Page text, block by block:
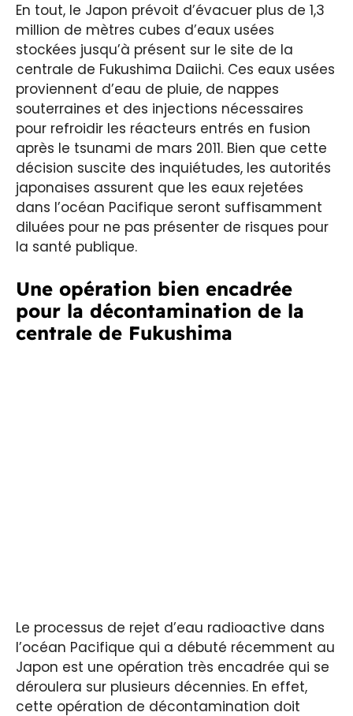
En tout, le Japon prévoit d’évacuer plus de 1,3
million de mètres cubes d’eaux usées
stockées jusqu’à présent sur le site de la
centrale de Fukushima Daiichi. Ces eaux usées
proviennent d’eau de pluie, de nappes
souterraines et des injections nécessaires
pour refroidir les réacteurs entrés en fusion
après le tsunami de mars 2011. Bien que cette
décision suscite des inquiétudes, les autorités
japonaises assurent que les eaux rejetées
dans l’océan Pacifique seront suffisamment
diluées pour ne pas présenter de risques pour
la santé publique.
Une opération bien encadrée
pour la décontamination de la
centrale de Fukushima
Le processus de rejet d’eau radioactive dans
l’océan Pacifique qui a débuté récemment au
Japon est une opération très encadrée qui se
déroulera sur plusieurs décennies. En effet,
cette opération de décontamination doit